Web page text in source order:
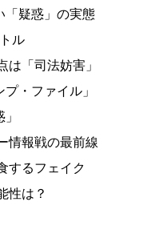
「疑惑」の実態
ル
は「司法妨害」
・ファイル」
情報戦の最前線
するフェイク
性は？